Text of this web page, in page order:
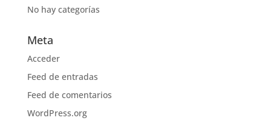
No hay categorías
Meta
Acceder
Feed de entradas
Feed de comentarios
WordPress.org